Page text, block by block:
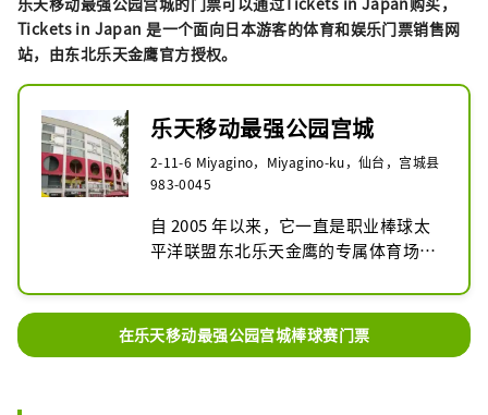
Tickets in Japan 是一个面向日本游客的体育和娱乐门票销售网
站，由东北乐天金鹰官方授权。
乐天移动最强公园宫城
2-11-6 Miyagino，Miyagino-ku，仙台，宫城县
983-0045
自 2005 年以来，它一直是职业棒球太
平洋联盟东北乐天金鹰的专属体育场
比赛。
命名权制度已经引入，目前乐天移动最
在乐天移动最强公园宫城棒球赛门票